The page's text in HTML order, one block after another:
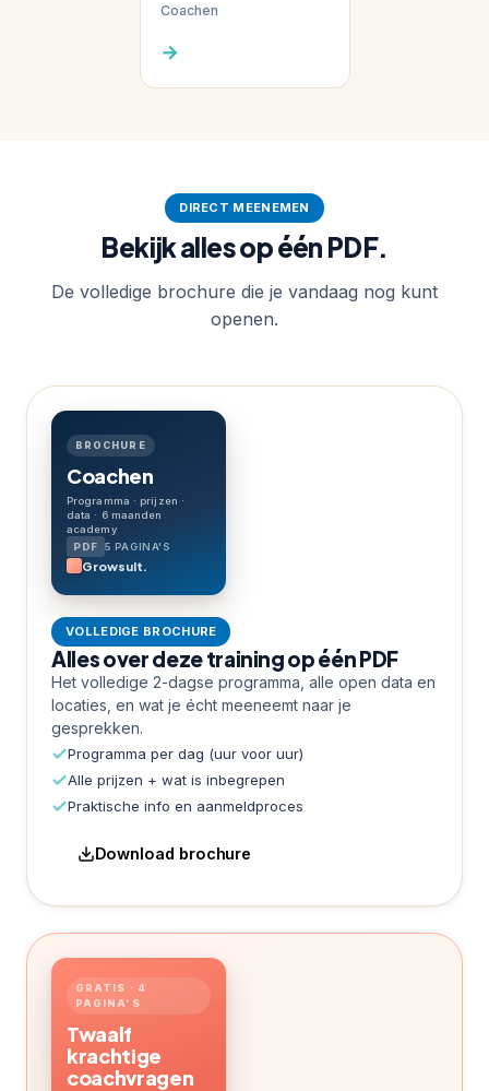
Coachen
→
DIRECT MEENEMEN
Bekijk alles op één PDF.
De volledige brochure die je vandaag nog kunt
openen.
BROCHURE
Coachen
Programma · prijzen ·
data · 6 maanden
academy
5 PAGINA'S
Growsult.
VOLLEDIGE BROCHURE
Alles over deze training op één PDF
Het volledige 2-dagse programma, alle open data en
locaties, en wat je écht meeneemt naar je
gesprekken.
Programma per dag (uur voor uur)
Alle prijzen + wat is inbegrepen
Praktische info en aanmeldproces
Download brochure
GRATIS · 4
PAGINA'S
Twaalf
krachtige
coachvragen